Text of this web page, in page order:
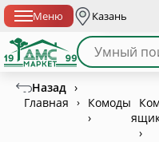
Меню Казань
Назад ›
Главная
›
Комоды
›
›